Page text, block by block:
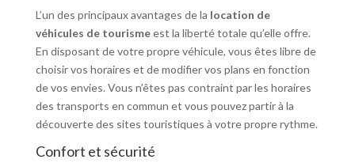
L’un des principaux avantages de la location de
véhicules de tourismeest la liberté totale qu’elle offre.
En disposant de votre propre véhicule, vous êtes libre de
choisir vos horaires et de modifier vos plans en fonction
de vos envies. Vous n’êtes pas contraint par les horaires
des transports en commun et vous pouvez partir à la
découverte des sites touristiques à votre propre rythme.
Confort et sécurité